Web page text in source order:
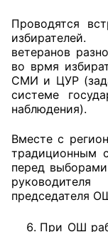
Проводятся
ветеранов
во врмя
СМИ и ЦУР
системе
наблюдения).
Вместе с
традиционным
перед
председателя
При ОШ